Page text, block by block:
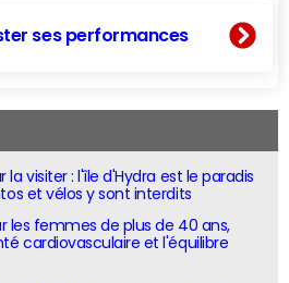
ses performances
la visiter : l'île d'Hydra est le paradis
et vélos y sont interdits
les femmes de plus de 40 ans,
cardiovasculaire et l'équilibre